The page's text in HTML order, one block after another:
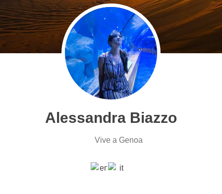
Alessandra Biazzo
Vive a Genoa